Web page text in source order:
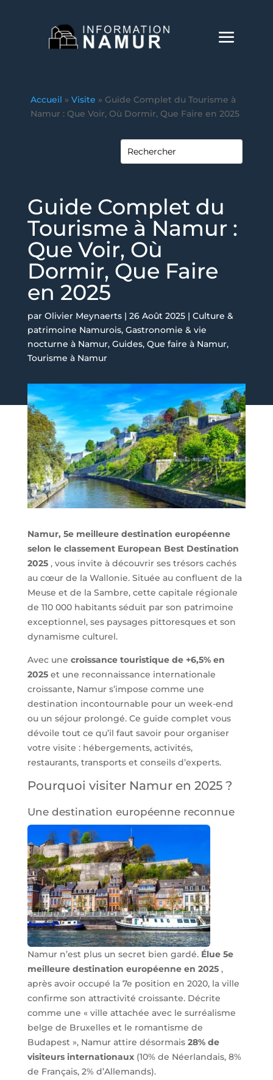
Accueil » Visite » Guide Complet du Tourisme à
Namur : Que Voir, Où Dormir, Que Faire en 2025
Guide Complet du
Tourisme à Namur :
Que Voir, Où
Dormir, Que Faire
en 2025
par Olivier Meynaerts| 26 Août 2025| Culture &
patrimoine Namurois, Gastronomie & vie
nocturne à Namur, Guides, Que faire à Namur,
Tourisme à Namur
Namur, 5e meilleure destination européenne
selon le classement European Best Destination
2025, vous invite à découvrir ses trésors cachés
au cœur de la Wallonie. Située au confluent de la
Meuse et de la Sambre, cette capitale régionale
de 110 000 habitants séduit par son patrimoine
exceptionnel, ses paysages pittoresques et son
dynamisme culturel.
Avec une croissance touristique de +6,5% en
2025et une reconnaissance internationale
croissante, Namur s’impose comme une
destination incontournable pour un week-end
ou un séjour prolongé. Ce guide complet vous
dévoile tout ce qu’il faut savoir pour organiser
votre visite : hébergements, activités,
restaurants, transports et conseils d’experts.
Pourquoi visiter Namur en 2025 ?
Une destination européenne reconnue
Namur n’est plus un secret bien gardé. Élue 5e
meilleure destination européenne en 2025,
après avoir occupé la 7e position en 2020, la ville
confirme son attractivité croissante. Décrite
comme une « ville attachée avec le surréalisme
belge de Bruxelles et le romantisme de
Budapest », Namur attire désormais 28% de
visiteurs internationaux(10% de Néerlandais, 8%
de Français, 2% d’Allemands).